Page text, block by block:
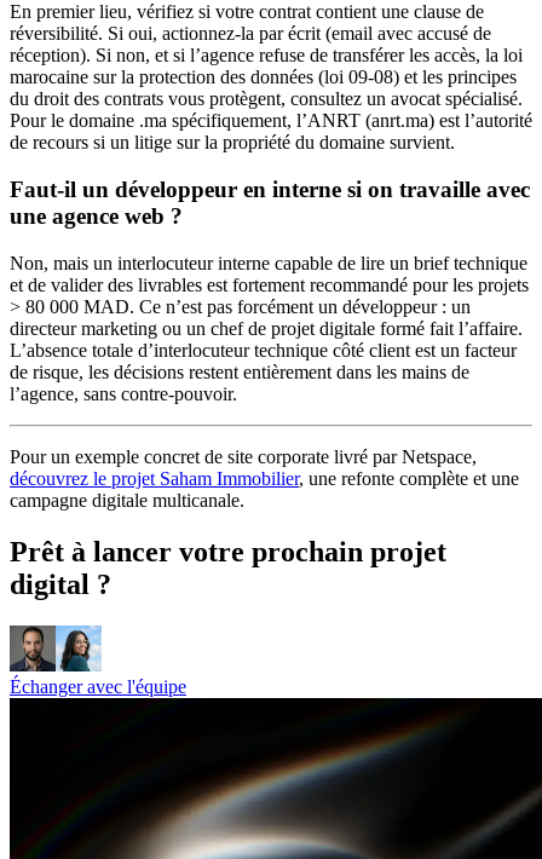
En premier lieu, vérifiez si votre contrat contient une clause de
réversibilité. Si oui, actionnez-la par écrit (email avec accusé de
réception). Si non, et si l’agence refuse de transférer les accès, la loi
marocaine sur la protection des données (loi 09-08) et les principes
du droit des contrats vous protègent, consultez un avocat spécialisé.
Pour le domaine .ma spécifiquement, l’ANRT (anrt.ma) est l’autorité
de recours si un litige sur la propriété du domaine survient.
Faut-il un développeur en interne si on travaille avec
une agence web ?
Non, mais un interlocuteur interne capable de lire un brief technique
et de valider des livrables est fortement recommandé pour les projets
> 80 000 MAD. Ce n’est pas forcément un développeur : un
directeur marketing ou un chef de projet digitale formé fait l’affaire.
L’absence totale d’interlocuteur technique côté client est un facteur
de risque, les décisions restent entièrement dans les mains de
l’agence, sans contre-pouvoir.
Pour un exemple concret de site corporate livré par Netspace,
découvrez le projet Saham Immobilier, une refonte complète et une
campagne digitale multicanale.
Prêt à lancer votre prochain projet
digital ?
Échanger avec l'équipe